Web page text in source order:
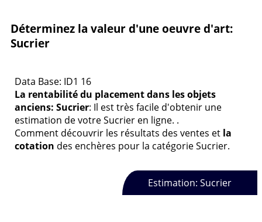
Déterminez la valeur d'une oeuvre d'art:
Sucrier
Data Base: ID1 16
La rentabilité du placement dans les objets
anciens: Sucrier: Il est très facile d'obtenir une
estimation de votre Sucrier en ligne. .
Comment découvrir les résultats des ventes et la
cotation des enchères pour la catégorie Sucrier.
Estimation: Sucrier